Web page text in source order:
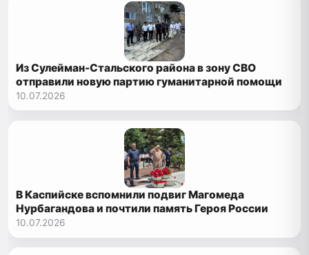
Из Сулейман-Стальского района в зону СВО
отправили новую партию гуманитарной помощи
10.07.2026
В Каспийске вспомнили подвиг Магомеда
Нурбагандова и почтили память Героя России
10.07.2026